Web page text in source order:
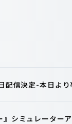
配信決定-本日よ
』シミュレータ